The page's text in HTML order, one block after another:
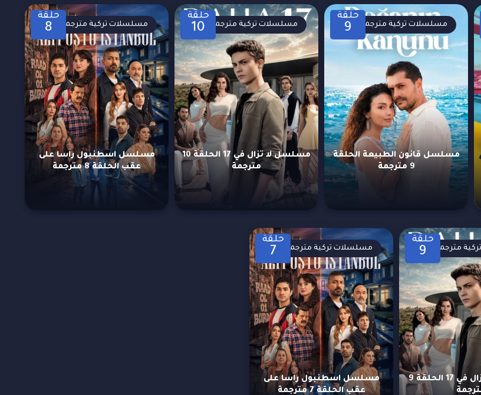
حلقة
9
مسلسل قانون الطبيعة الحلقة
9 مترجمة
مسلسلات تركية مترجمة
حلقة
10
مسلسل لا تزال في 17 الحلقة 10
مترجمة
مسلسلات تركية مترجمة
حلقة
8
مسلسل اسطنبول راسا على
عقب الحلقة 8 مترجمة
مسلسلات تركية مترجمة
حلقة
9
مسلسل لا تزال في 17 الحلقة 9
مترجمة
حلقة
7
مسلسل اسطنبول راسا على
عقب الحلقة 7 مترجمة
مسلسلات تركية مترجمة